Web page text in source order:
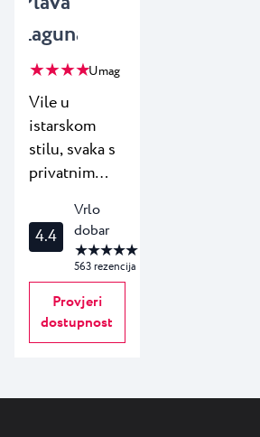
Laguna
★ ★ ★ ★Umag
Vile u
istarskom
stilu, svaka s
privatnim
smjestit će
do 8 osoba u
prekrasnom
dijelu Resorta
Stella Maris
bez
4.4
Vrlo
dobar
★ ★ ★ ★ ★
563rezencija
Provjeri
dostupnost